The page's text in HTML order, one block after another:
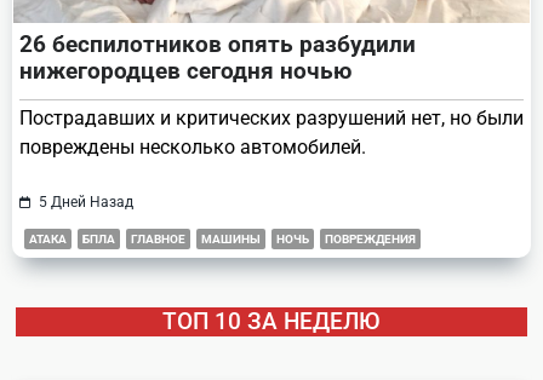
26 беспилотников опять разбудили
нижегородцев сегодня ночью
Пострадавших и критических разрушений нет, но были
повреждены несколько автомобилей.
5 Дней Назад
АТАКА БПЛА ГЛАВНОЕ МАШИНЫ НОЧЬ ПОВРЕЖДЕНИЯ
ТОП 10 ЗА НЕДЕЛЮ